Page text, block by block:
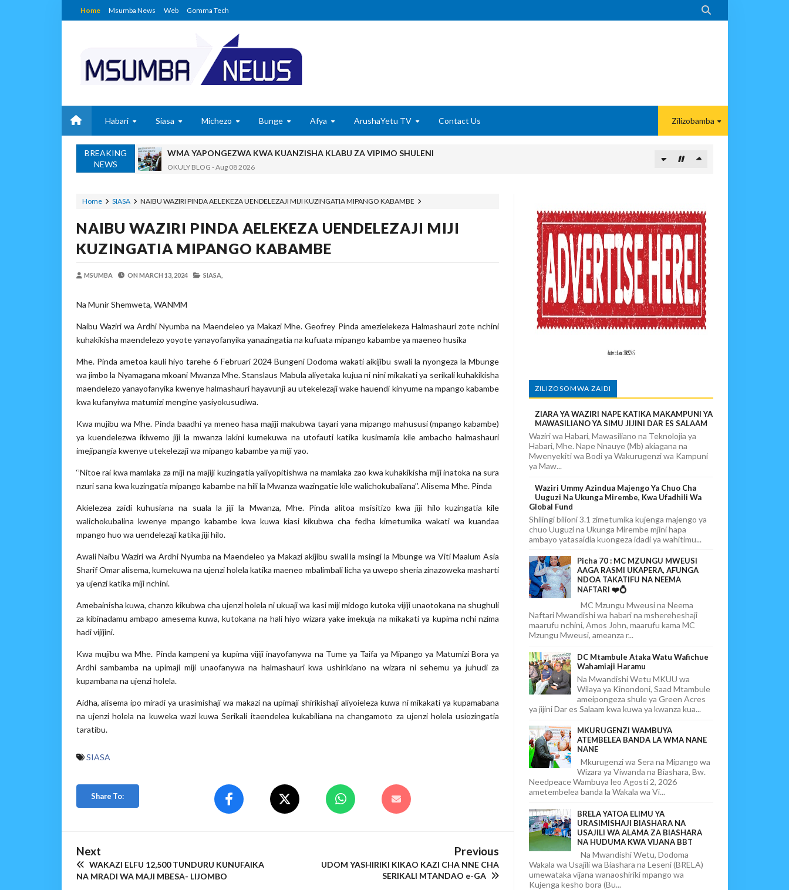
Home Msumba News Web Gomma Tech 
Habari Siasa Michezo Bunge Afya ArushaYetu TV Contact Us Zilizobamba
BREAKING
NEWS
WMA YAPONGEZWA KWA KUANZISHA KLABU ZA VIPIMO SHULENI
OKULY BLOG -Aug 08 2026
MSUMBA-Aug 08 2026
Alex Sonna- Aug 08 2026
WMA YAPONGEZWA KWA KUANZISHA KLABU ZA VIPIMO SHULENI
PROF. SHEMDOE AHAIDI TAMISEMI KUTEKELEZA KIKAMILIFU JUKUMU LA USIMAMIZI WA DART
TPDC YARIDHISHWA NA MAENDELEO YA UJENZI WA PUMP STATION NAMBA 3-MRADI WA EACOP
OSCAR ASSENGA-Aug 07 2026
MKAKATI WA SERIKALI KUONGEZA THAMANI YA MAZAO WAZAA FURSA MPYA ZA VIWANDA
Alex Sonna-Aug 07 2026
MRADI WA KITUO CHA KUONGEZA MSUKUMO WA MAFUTA (PS3) MULEBA WAFIKIA ASILIMIA 88
MSUMBA -Aug 07 2026
MGALU APONGEZA HATUA ZA SERIKALI KUHAMASISHA MATUMIZI YA NISHATI SAFI YA KUPIKIA
Home SIASA NAIBU WAZIRI PINDA AELEKEZA UENDELEZAJI MIJI KUZINGATIA MIPANGO KABAMBE
NAIBU WAZIRI PINDA AELEKEZA UENDELEZAJI MIJI
KUZINGATIA MIPANGO KABAMBE
MSUMBA ON MARCH 13, 2024 SIASA,
Na Munir Shemweta, WANMM
Naibu Waziri wa Ardhi Nyumba na Maendeleo ya Makazi Mhe. Geofrey Pinda amezielekeza Halmashauri zote nchini
kuhakikisha maendelezo yoyote yanayofanyika yanazingatia na kufuata mipango kabambe ya maeneo husika
Mhe. Pinda ametoa kauli hiyo tarehe 6 Februari 2024 Bungeni Dodoma wakati aikijibu swali la nyongeza la Mbunge
wa jimbo la Nyamagana mkoani Mwanza Mhe. Stanslaus Mabula aliyetaka kujua ni nini mikakati ya serikali kuhakikisha
maendelezo yanayofanyika kwenye halmashauri hayavunji au utekelezaji wake hauendi kinyume na mpango kabambe
kwa kufanyiwa matumizi mengine yasiyokusudiwa.
Kwa mujibu wa Mhe. Pinda baadhi ya meneo hasa majiji makubwa tayari yana mipango mahususi (mpango kabambe)
ya kuendelezwa ikiwemo jiji la mwanza lakini kumekuwa na utofauti katika kusimamia kile ambacho halmashauri
imejipangia kwenye utekelezaji wa mipango kabambe ya miji yao.
‘’Nitoe rai kwa mamlaka za miji na majiji kuzingatia yaliyopitishwa na mamlaka zao kwa kuhakikisha miji inatoka na sura
nzuri sana kwa kuzingatia mipango kabambe na hili la Mwanza wazingatie kile walichokubaliana’’. Alisema Mhe. Pinda
Akielezea zaidi kuhusiana na suala la jiji la Mwanza, Mhe. Pinda alitoa msisitizo kwa jiji hilo kuzingatia kile
walichokubalina kwenye mpango kabambe kwa kuwa kiasi kikubwa cha fedha kimetumika wakati wa kuandaa
mpango huo wa uendelezaji katika jiji hilo.
Awali Naibu Waziri wa Ardhi Nyumba na Maendeleo ya Makazi akijibu swali la msingi la Mbunge wa Viti Maalum Asia
Sharif Omar alisema, kumekuwa na ujenzi holela katika maeneo mbalimbali licha ya uwepo sheria zinazoweka masharti
ya ujenzi katika miji nchini.
Amebainisha kuwa, chanzo kikubwa cha ujenzi holela ni ukuaji wa kasi miji midogo kutoka vijiji unaotokana na shughuli
za kibinadamu ambapo amesema kuwa, kutokana na hali hiyo wizara yake imekuja na mikakati ya kupima nchi nzima
hadi vijijini.
Kwa mujibu wa Mhe. Pinda kampeni ya kupima vijiji inayofanywa na Tume ya Taifa ya Mipango ya Matumizi Bora ya
Ardhi sambamba na upimaji miji unaofanywa na halmashauri kwa ushirikiano na wizara ni sehemu ya juhudi za
kupambana na ujenzi holela.
Aidha, alisema ipo miradi ya urasimishaji wa makazi na upimaji shirikishaji aliyoieleza kuwa ni mikakati ya kupamabana
na ujenzi holela na kuweka wazi kuwa Serikali itaendelea kukabiliana na changamoto za ujenzi holela usiozingatia
taratibu.
SIASA
Share To:
Next
WAKAZI ELFU 12,500 TUNDURU KUNUFAIKA
NA MRADI WA MAJI MBESA- LIJOMBO
Previous
UDOM YASHIRIKI KIKAO KAZI CHA NNE CHA
SERIKALI MTANDAO e-GA
ZILIZOSOMWA ZAIDI
ZIARA YA WAZIRI NAPE KATIKA MAKAMPUNI YA
MAWASILIANO YA SIMU JIJINI DAR ES SALAAM
Waziri wa Habari, Mawasiliano na Teknolojia ya
Habari, Mhe. Nape Nnauye (Mb) akiagana na
Mwenyekiti wa Bodi ya Wakurugenzi wa Kampuni
ya Maw...
Waziri Ummy Azindua Majengo Ya Chuo Cha
Uuguzi Na Ukunga Mirembe, Kwa Ufadhili Wa
Global Fund
Shilingi bilioni 3.1 zimetumika kujenga majengo ya
chuo Uuguzi na Ukunga Mirembe mjini hapa
ambayo yatasaidia kuongeza idadi ya wahitimu...
Picha 70 : MC MZUNGU MWEUSI
AAGA RASMI UKAPERA, AFUNGA
NDOA TAKATIFU NA NEEMA
NAFTARI ❤️💍
MC Mzungu Mweusi na Neema
Naftari Mwandishi wa habari na mshereheshaji
maarufu nchini, Amos John, maarufu kama MC
Mzungu Mweusi, ameanza r...
DC Mtambule Ataka Watu Wafichue
Wahamiaji Haramu
Na Mwandishi Wetu MKUU wa
Wilaya ya Kinondoni, Saad Mtambule
ameipongeza shule ya Green Acres
ya jijini Dar es Salaam kwa kuwa ya kwanza kua...
MKURUGENZI WAMBUYA
ATEMBELEA BANDA LA WMA NANE
NANE
Mkurugenzi wa Sera na Mipango wa
Wizara ya Viwanda na Biashara, Bw.
Needpeace Wambuya leo Agosti 2, 2026
ametembelea banda la Wakala wa Vi...
BRELA YATOA ELIMU YA
URASIMISHAJI BIASHARA NA
USAJILI WA ALAMA ZA BIASHARA
NA HUDUMA KWA VIJANA BBT
Na Mwandishi Wetu, Dodoma
Wakala wa Usajili wa Biashara na Leseni (BRELA)
umewataka vijana wanaoshiriki mpango wa
Kujenga kesho bora (Bu...